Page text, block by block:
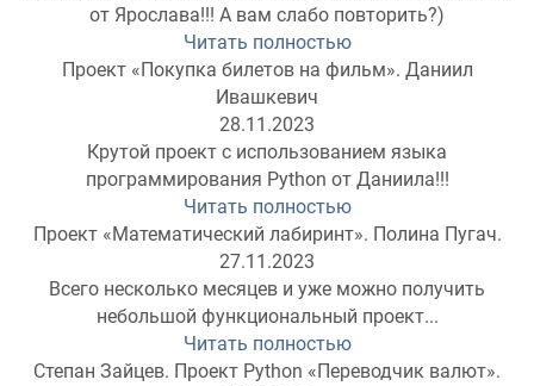
от Ярослава!!! А вам слабо повторить?)
Читать полностью
Проект «Покупка билетов на фильм». Даниил
Ивашкевич
28.11.2023
Крутой проект с использованием языка
программирования Python от Даниила!!!
Читать полностью
Проект «Математический лабиринт». Полина Пугач.
27.11.2023
Всего несколько месяцев и уже можно получить
небольшой функциональный проект...
Читать полностью
Степан Зайцев. Проект Python «Переводчик валют».